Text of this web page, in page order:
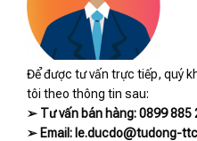
Để được tư vấn trực tiếp, quý
tôi theo thông tin sau:
➢ Tư vấn bán hàng: 0899 885
➢ Email: le.ducdo@tudong-